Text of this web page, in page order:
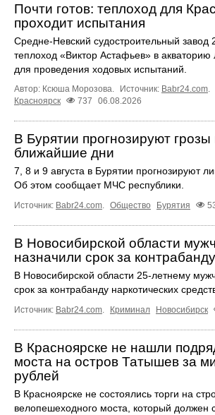
Почти готов: теплоход для
проходит испытания
Средне-Невский судостроительный
теплоход «Виктор Астафьев» в акваторию
для проведения ходовых испытаний.
Автор: Ксюша Морозова. Источник: Babr24.com
Красноярск
737 06.08.2026
В Бурятии прогнозируют грозы
ближайшие дни
7, 8 и 9 августа в Бурятии прогнозируют
Об этом сообщает МЧС республики.
Источник: Babr24.com Общество Бурятия
В Новосибирской области
назначили срок за
В Новосибирской области 25-летнему
срок за контрабанду наркотических
Источник: Babr24.com. Криминал Новосибирск
В Красноярске не нашли
моста на остров Татышев за
рублей
В Красноярске не состоялись торги на
велопешеходного моста, который должен